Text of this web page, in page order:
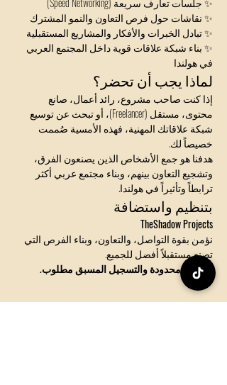
✨ نقاشات حول فرص التعاون والنمو المشترك
✨ تبادل الخبرات والأفكار والمشاريع المستقبلية
✨ بناء شبكة علاقات قوية داخل المجتمع العربي
في هولندا
لماذا يجب أن تحضر؟
إذا كنت صاحب مشروع، رائد أعمال، صانع
محتوى، مستقل (Freelancer)، أو تبحث عن توسيع
شبكة علاقاتك المهنية، فهذه الأمسية صُممت
خصيصاً لك.
هدفنا هو جمع الأشخاص الذين يصنعون الفرق،
وتشجيع التعاون بينهم، وبناء مجتمع عربي أكثر
ترابطاً وتأثيراً في هولندا.
بتنظيم واستضافة
TheShadow Projects
نؤمن بقوة التواصل، والتعاون، وبناء الفرص التي
تصنع مستقبلاً أفضل للجميع.
الأماكن محدودة والتسجيل المسبق مطلوب.